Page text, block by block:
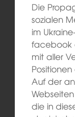
Die
sozialen
im
facebook
mit aller
Auf der
die in